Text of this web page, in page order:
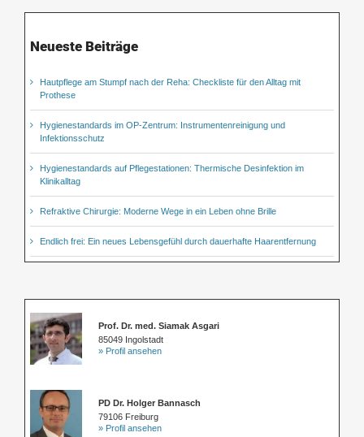
Neueste Beiträge
Hautpflege am Stumpf nach der Reha: Checkliste für den Alltag mit
Prothese
Hygienestandards im OP-Zentrum: Instrumentenreinigung und
Infektionsschutz
Hygienestandards auf Pflegestationen: Thermische Desinfektion im
Klinikalltag
Refraktive Chirurgie: Moderne Wege in ein Leben ohne Brille
Endlich frei: Ein neues Lebensgefühl durch dauerhafte Haarentfernung
Prof. Dr. med. Siamak Asgari
85049 Ingolstadt
» Profil ansehen
PD Dr. Holger Bannasch
79106 Freiburg
» Profil ansehen